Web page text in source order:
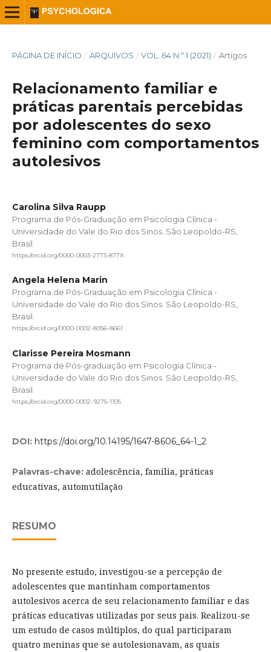
PÁGINA DE INÍCIO / ARQUIVOS / VOL. 64 N.º 1 (2021) / Artigos
Relacionamento familiar e
práticas parentais percebidas
por adolescentes do sexo
feminino com comportamentos
autolesivos
Carolina Silva Raupp
Programa de Pós-Graduação em Psicologia Clínica -
Universidade do Vale do Rio dos Sinos. São Leopoldo-RS,
Brasil.
https://orcid.org/0000-0003-2773-877X
Angela Helena Marin
Programa de Pós-Graduação em Psicologia Clínica -
Universidade do Vale do Rio dos Sinos. São Leopoldo-RS,
Brasil.
https://orcid.org/0000-0002-8056-8661
Clarisse Pereira Mosmann
Programa de Pós-graduação em Psicologia Clínica -
Universidade do Vale do Rio dos Sinos. São Leopoldo-RS,
Brasil.
https://orcid.org/0000-0002-9275-1105
DOI: https://doi.org/10.14195/1647-8606_64-1_2
Palavras-chave: adolescência, família, práticas
educativas, automutilação
RESUMO
No presente estudo, investigou-se a percepção de
adolescentes que mantinham comportamentos
autolesivos acerca de seu relacionamento familiar e das
práticas educativas utilizadas por seus pais. Realizou-se
um estudo de casos múltiplos, do qual participaram
quatro meninas que se autolesionavam, as quais